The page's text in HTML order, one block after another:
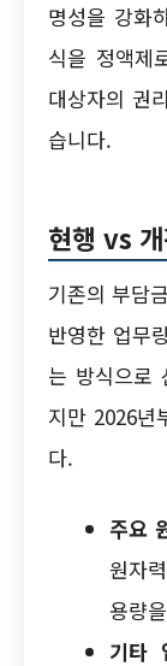
명성을 강화
식을 정액제
대상자의 권
습니다.
현행 vs
기존의 부담
반영한 업무
는 방식으로
지만 2026년
다.
주요
원자
용량
기타